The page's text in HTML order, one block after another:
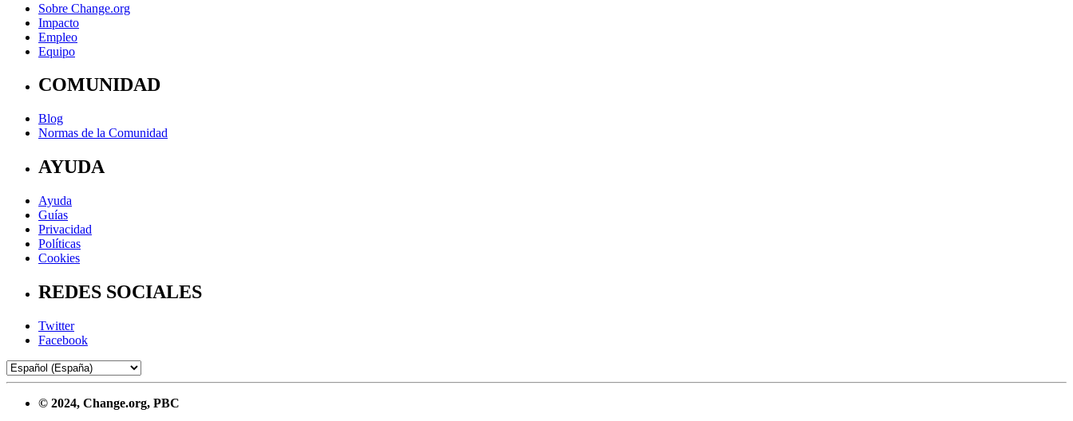
Sobre Change.org
Impacto
Empleo
Equipo
COMUNIDAD
Blog
Normas de la Comunidad
AYUDA
Ayuda
Guías
Privacidad
Políticas
Cookies
REDES SOCIALES
Twitter
Facebook
© 2024, Change.org, PBC